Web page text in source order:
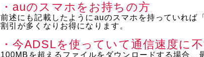
・auのスマホをお持ちの方
前述にも記載したようにauのスマホを持っていれば
割引が多くなりお得になります。
・今ADSLを使っていて通信速度に
100MBを超えるファイルをダウンロードする場合、